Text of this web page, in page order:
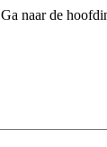
Ga naar de